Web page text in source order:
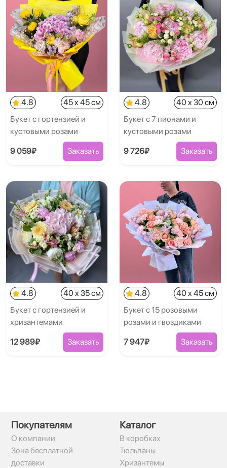
4.8
45 x 45 см
Букет с гортензией и
кустовыми розами
9 059₽ Заказать
4.8
40 x 30 см
Букет с 7 пионами и
кустовыми розами
9 726₽ Заказать
4.8
40 x 35 см
Букет с гортензией и
хризантемами
12 989₽ Заказать
4.8
40 x 45 см
Букет с 15 розовыми
розами и гвоздиками
7 947₽ Заказать
Покупателям
О компании
Зона бесплатной
доставки
Каталог
В коробках
Тюльпаны
Хризантемы